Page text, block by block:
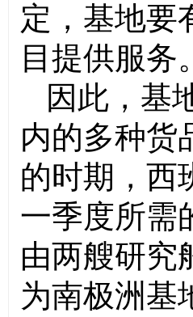
定，基地要
目提供服务
因此，基
内的多种货
的时期，西
一季度所需
由两艘研究
为南极洲基